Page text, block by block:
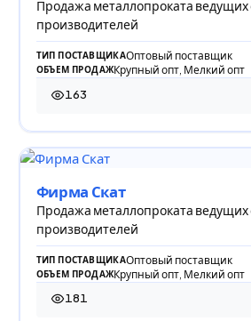
Продажа металлопроката
производителей
ТИП ПОСТАВЩИКАОптовый поставщик
ОБЪЕМ ПРОДАЖКрупный опт, Мелкий опт
163
163 просмотра
Фирма Скат
Продажа металлопроката
производителей
ТИП ПОСТАВЩИКАОптовый поставщик
ОБЪЕМ ПРОДАЖКрупный опт, Мелкий опт
181
181 просмотр